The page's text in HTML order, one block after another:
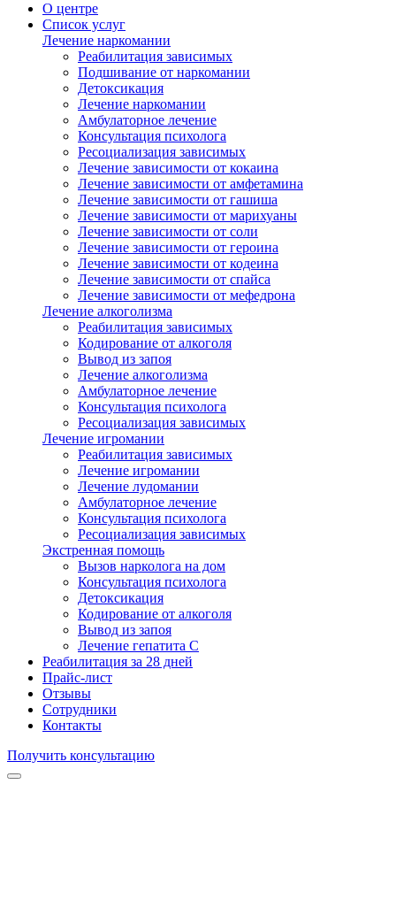
О центре
Список услуг
Лечение наркомании
Реабилитация зависимых
Подшивание от наркомании
Детоксикация
Лечение наркомании
Амбулаторное лечение
Консультация психолога
Ресоциализация зависимых
Лечение зависимости от кокаина
Лечение зависимости от амфетамина
Лечение зависимости от гашиша
Лечение зависимости от марихуаны
Лечение зависимости от соли
Лечение зависимости от героина
Лечение зависимости от кодеина
Лечение зависимости от спайса
Лечение зависимости от мефедрона
Лечение алкоголизма
Реабилитация зависимых
Кодирование от алкоголя
Вывод из запоя
Лечение алкоголизма
Амбулаторное лечение
Консультация психолога
Ресоциализация зависимых
Лечение игромании
Реабилитация зависимых
Лечение игромании
Лечение лудомании
Амбулаторное лечение
Консультация психолога
Ресоциализация зависимых
Экстренная помощь
Вызов нарколога на дом
Консультация психолога
Детоксикация
Кодирование от алкоголя
Вывод из запоя
Лечение гепатита С
Реабилитация за 28 дней
Прайс-лист
Отзывы
Сотрудники
Контакты
Получить консультацию